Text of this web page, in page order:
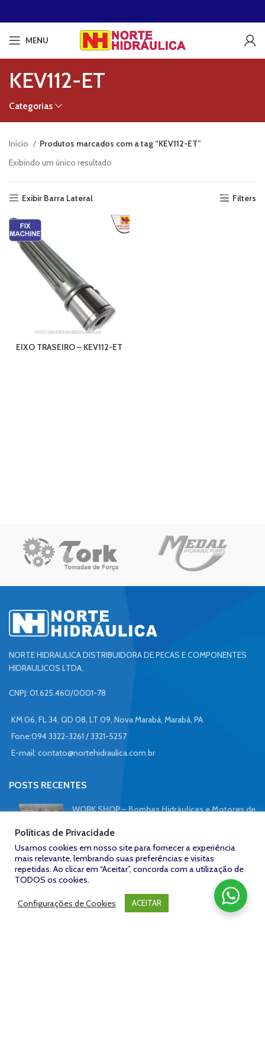
MENU
KEV112-ET
Categorias
Início
Produtos marcados com a tag “KEV112-ET”
Exibindo um único resultado
Exibir Barra Lateral Filters
EIXO TRASEIRO – KEV112-ET
NORTE HIDRAULICA DISTRIBUIDORA DE PECAS E COMPONENTES
HIDRAULICOS LTDA.
CNPJ: 01.625.460/0001-78
KM 06, FL 34, QD 08, LT 09, Nova Marabá, Marabá, PA
Fone:094 3322-3261 / 3321-5257
E-mail: contato@nortehidraulica.com.br
POSTS RECENTES
WORK SHOP – Bombas Hidráulicas e Motores de
7 de abril de 2019
Contaminação hidráulica reduz desempenho de
tratores
8 de outubro de 2018 Sem comentários
Políticas de Privacidade
Usamos cookies em nosso site para fornecer a experiência
mais relevante, lembrando suas preferências e visitas
repetidas. Ao clicar em “Aceitar”, concorda com a utilização de
TODOS os cookies.
Configurações de Cookies ACEITAR